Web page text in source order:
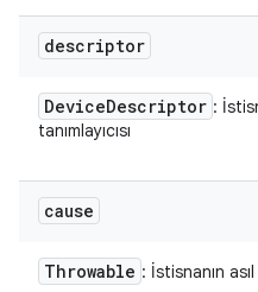
descriptor
DeviceDescriptor :
tanımlayıcısı
cause
Throwable : İstisnanın